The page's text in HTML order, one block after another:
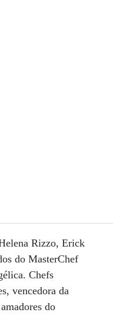
Rizzo, Erick
do MasterChef
Chefs
vencedora da
do